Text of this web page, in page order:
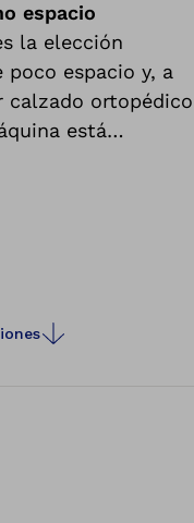
espacio
la elección
espacio y, a
calzado ortopédico
está
o de 100 mm.
además con una